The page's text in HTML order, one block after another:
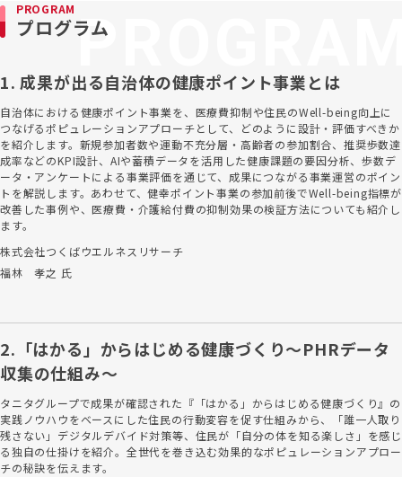
PROGRAM
プログラム
1. 成果が出る自治体の健康ポイント事業とは
自治体における健康ポイント事業を、医療費抑制や住民のWell-being向上に
つなげるポピュレーションアプローチとして、どのように設計・評価すべきか
を紹介します。新規参加者数や運動不充分層・高齢者の参加割合、推奨歩数達
成率などのKPI設計、AIや蓄積データを活用した健康課題の要因分析、歩数デ
ータ・アンケートによる事業評価を通じて、成果につながる事業運営のポイン
トを解説します。あわせて、健幸ポイント事業の参加前後でWell-being指標が
改善した事例や、医療費・介護給付費の抑制効果の検証方法についても紹介し
ます。
株式会社つくばウエルネスリサーチ
福林 孝之 氏
2.「はかる」からはじめる健康づくり～PHRデータ
収集の仕組み～
タニタグループで成果が確認された『「はかる」からはじめる健康づくり』の
実践ノウハウをベースにした住民の行動変容を促す仕組みから、「誰一人取り
残さない」デジタルデバイド対策等、住民が「自分の体を知る楽しさ」を感じ
る独自の仕掛けを紹介。全世代を巻き込む効果的なポピュレーションアプロー
チの秘訣を伝えます。